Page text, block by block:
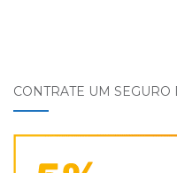
CONTRATE UM SEGURO